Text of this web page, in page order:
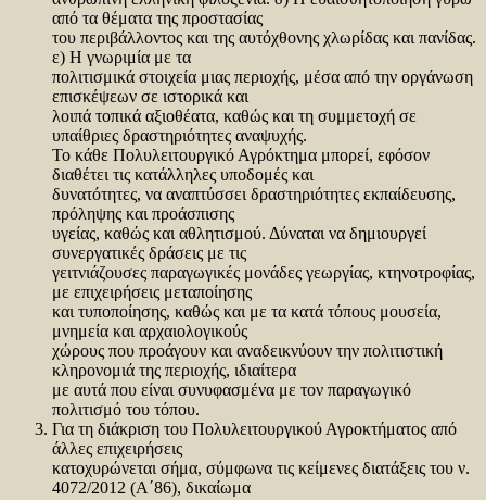
από τα θέματα της προστασίας
του περιβάλλοντος και της αυτόχθονης χλωρίδας και πανίδας.
ε) Η γνωριμία με τα
πολιτισμικά στοιχεία μιας περιοχής, μέσα από την οργάνωση
επισκέψεων σε ιστορικά και
λοιπά τοπικά αξιοθέατα, καθώς και τη συμμετοχή σε
υπαίθριες δραστηριότητες αναψυχής.
Το κάθε Πολυλειτουργικό Αγρόκτημα μπορεί, εφόσον
διαθέτει τις κατάλληλες υποδομές και
δυνατότητες, να αναπτύσσει δραστηριότητες εκπαίδευσης,
πρόληψης και προάσπισης
υγείας, καθώς και αθλητισμού. Δύναται να δημιουργεί
συνεργατικές δράσεις με τις
γειτνιάζουσες παραγωγικές μονάδες γεωργίας, κτηνοτροφίας,
με επιχειρήσεις μεταποίησης
και τυποποίησης, καθώς και με τα κατά τόπους μουσεία,
μνημεία και αρχαιολογικούς
χώρους που προάγουν και αναδεικνύουν την πολιτιστική
κληρονομιά της περιοχής, ιδιαίτερα
με αυτά που είναι συνυφασμένα με τον παραγωγικό
πολιτισμό του τόπου.
Για τη διάκριση του Πολυλειτουργικού Αγροκτήματος από
άλλες επιχειρήσεις
κατοχυρώνεται σήμα, σύμφωνα τις κείμενες διατάξεις του ν.
4072/2012 (Α΄86), δικαίωμα